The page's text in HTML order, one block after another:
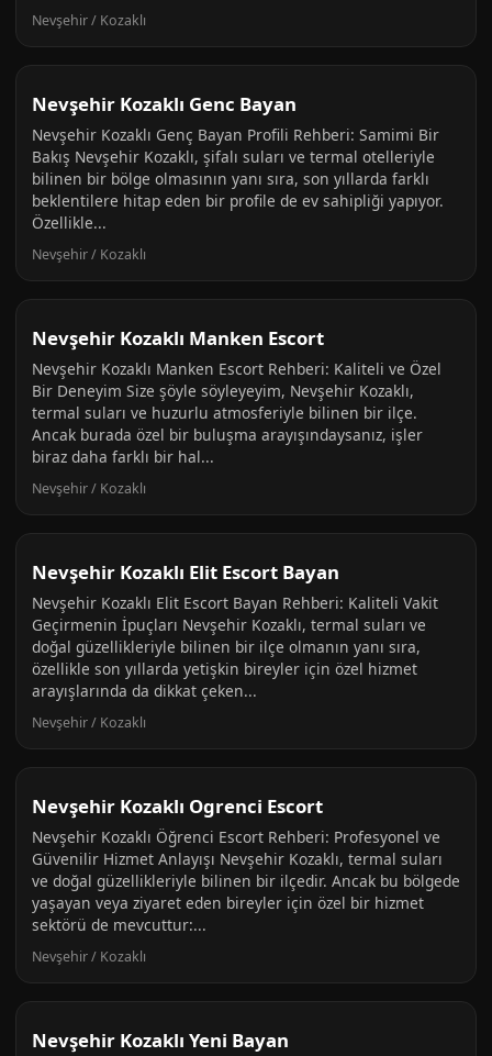
Nevşehir / Kozaklı
Nevşehir Kozaklı Genc Bayan
Nevşehir Kozaklı Genç Bayan Profili Rehberi: Samimi Bir
Bakış Nevşehir Kozaklı, şifalı suları ve termal otelleriyle
bilinen bir bölge olmasının yanı sıra, son yıllarda farklı
beklentilere hitap eden bir profile de ev sahipliği yapıyor.
Özellikle...
Nevşehir / Kozaklı
Nevşehir Kozaklı Manken Escort
Nevşehir Kozaklı Manken Escort Rehberi: Kaliteli ve Özel
Bir Deneyim Size şöyle söyleyeyim, Nevşehir Kozaklı,
termal suları ve huzurlu atmosferiyle bilinen bir ilçe.
Ancak burada özel bir buluşma arayışındaysanız, işler
biraz daha farklı bir hal...
Nevşehir / Kozaklı
Nevşehir Kozaklı Elit Escort Bayan
Nevşehir Kozaklı Elit Escort Bayan Rehberi: Kaliteli Vakit
Geçirmenin İpuçları Nevşehir Kozaklı, termal suları ve
doğal güzellikleriyle bilinen bir ilçe olmanın yanı sıra,
özellikle son yıllarda yetişkin bireyler için özel hizmet
arayışlarında da dikkat çeken...
Nevşehir / Kozaklı
Nevşehir Kozaklı Ogrenci Escort
Nevşehir Kozaklı Öğrenci Escort Rehberi: Profesyonel ve
Güvenilir Hizmet Anlayışı Nevşehir Kozaklı, termal suları
ve doğal güzellikleriyle bilinen bir ilçedir. Ancak bu bölgede
yaşayan veya ziyaret eden bireyler için özel bir hizmet
sektörü de mevcuttur:...
Nevşehir / Kozaklı
Nevşehir Kozaklı Yeni Bayan